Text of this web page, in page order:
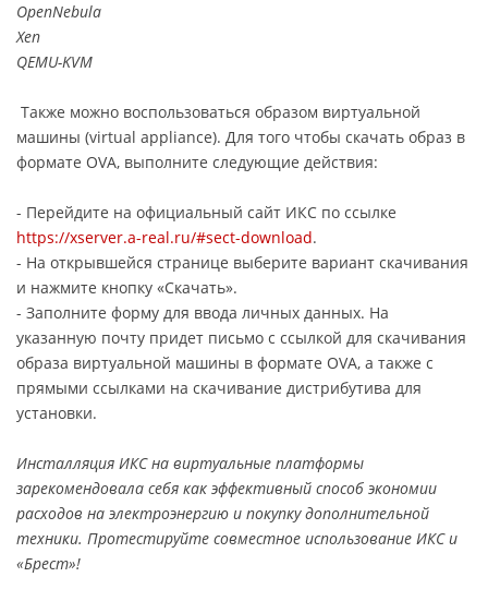
OpenNebula
Xen
QEMU-KVM
Также можно воспользоваться образом виртуальной
машины (virtual appliance). Для того чтобы скачать образ в
формате OVA, выполните следующие действия:
- Перейдите на официальный сайт ИКС по ссылке
https://xserver.a-real.ru/#sect-download.
- На открывшейся странице выберите вариант скачивания
и нажмите кнопку «Скачать».
- Заполните форму для ввода личных данных. На
указанную почту придет письмо с ссылкой для скачивания
образа виртуальной машины в формате OVA, а также с
прямыми ссылками на скачивание дистрибутива для
установки.
Инсталляция ИКС на виртуальные платформы
зарекомендовала себя как эффективный способ экономии
расходов на электроэнергию и покупку дополнительной
техники. Протестируйте совместное использование ИКС и
«Брест»!